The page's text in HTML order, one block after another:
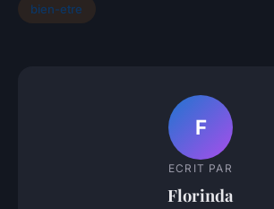
bien-etre
F
ECRIT PAR
Florinda